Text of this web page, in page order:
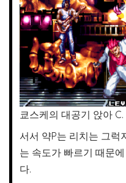
쿄스케의 대공기 앉아
서서 약P는 리치는 그럭
는 속도가 빠르기 때문
다.